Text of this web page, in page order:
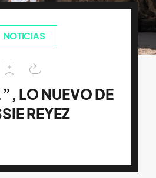
NOTICIAS
LO NUEVO DE
REYEZ